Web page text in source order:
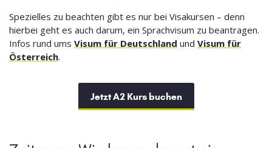
Spezielles zu beachten gibt es nur bei Visakursen – denn
hierbei geht es auch darum, ein Sprachvisum zu beantragen.
Infos rund ums Visum für Deutschland und Visum für
Österreich.
Jetzt A2 Kurs buchen